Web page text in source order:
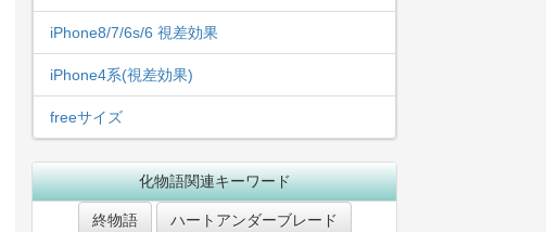
iPhone8/7/6s/6 視差効果
iPhone4系(視差効果)
freeサイズ
化物語関連キーワード
終物語 ハートアンダーブレード